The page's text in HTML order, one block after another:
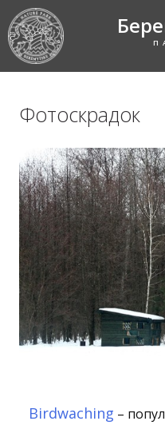
Фотоскрадок
Birdwaching –